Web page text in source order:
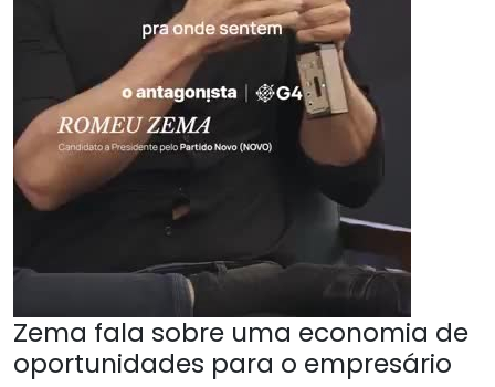
Zema fala sobre uma economia de
oportunidades para o empresário